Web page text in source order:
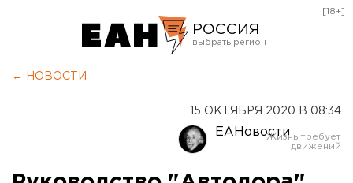
РОССИЯ
Оренбург
[18+]
← НОВОСТИ
15 ОКТЯБРЯ 2020 В 08:34
ЕАНовости